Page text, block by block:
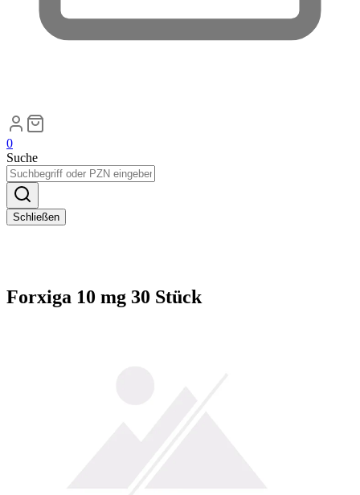
0
Suche
Schließen
Forxiga 10 mg 30 Stück